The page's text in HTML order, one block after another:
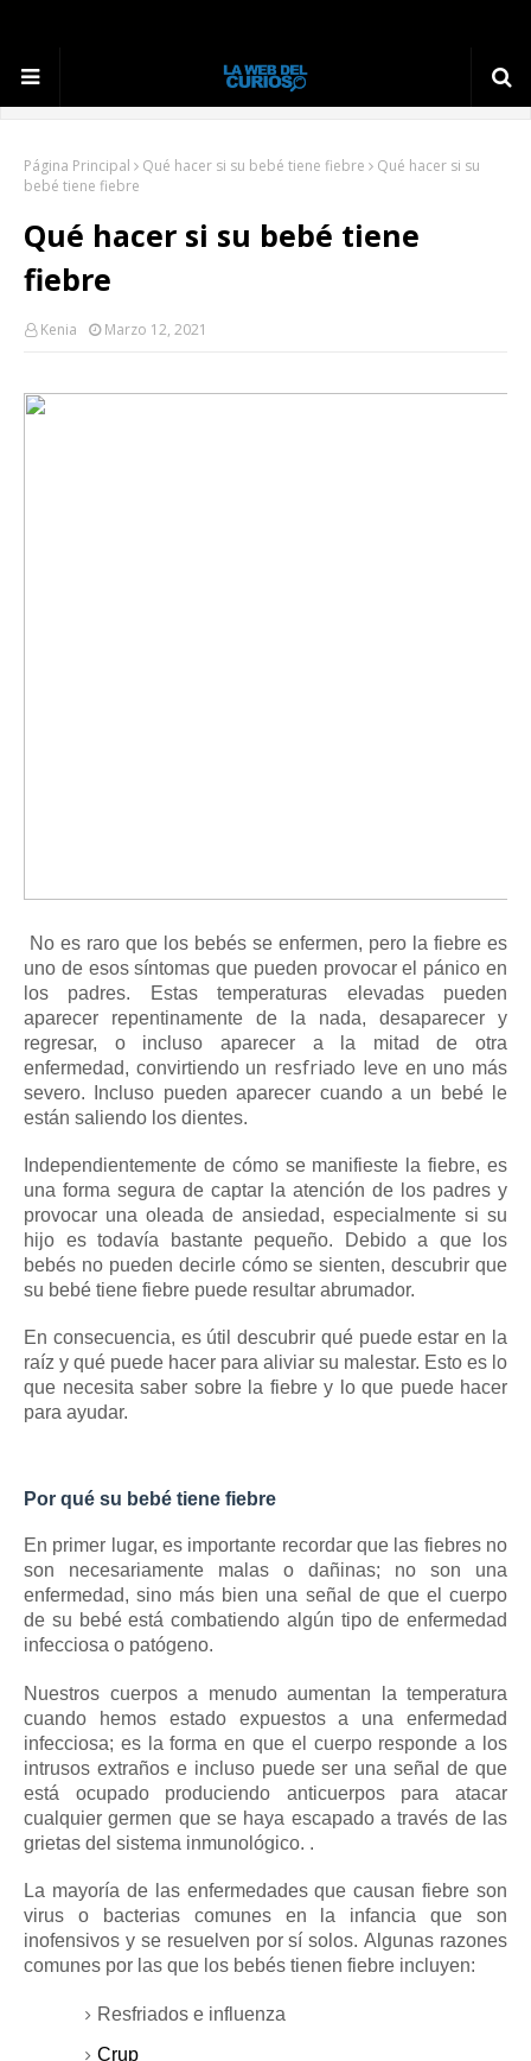
Página Principal Qué hacer si su bebé tiene fiebre
Qué hacer si su
bebé tiene fiebre
Qué hacer si su bebé tiene
fiebre
Kenia Marzo 12, 2021
No es raro que los bebés se enfermen, pero la fiebre es
uno de esos síntomas que pueden provocar el pánico en
los padres.
Estas temperaturas elevadas pueden
aparecer repentinamente de la nada, desaparecer y
regresar, o incluso aparecer a la mitad de otra
enfermedad, convirtiendo un resfriado leve en uno más
severo.
Incluso pueden aparecer cuando a un bebé le
están saliendo los dientes.
Independientemente de cómo se manifieste la fiebre, es
una forma segura de captar la atención de los padres y
provocar una oleada de ansiedad, especialmente si su
hijo es todavía bastante pequeño.
Debido a que los
bebés no pueden decirle cómo se sienten, descubrir que
su bebé tiene fiebre puede resultar abrumador.
En consecuencia, es útil descubrir qué puede estar en la
raíz y qué puede hacer para aliviar su malestar. Esto es lo
que necesita saber sobre la fiebre y lo que puede hacer
para ayudar.
Por qué su bebé tiene fiebre
En primer lugar, es importante recordar que las fiebres no
son necesariamente malas o dañinas; no son una
enfermedad, sino más bien una señal de que el cuerpo
de su bebé está combatiendo algún tipo de enfermedad
infecciosa o patógeno.
Nuestros cuerpos a menudo aumentan la temperatura
cuando hemos estado expuestos a una enfermedad
infecciosa; es la forma en que el cuerpo responde a los
intrusos extraños e incluso puede ser una señal de que
está ocupado produciendo anticuerpos para atacar
cualquier germen que se haya escapado a través de las
grietas del sistema inmunológico. .
La mayoría de las enfermedades que causan fiebre son
virus o bacterias comunes en la infancia que son
inofensivos y se resuelven por sí solos.Algunas razones
comunes por las que los bebés tienen fiebre incluyen:
Resfriados e influenza
Crup